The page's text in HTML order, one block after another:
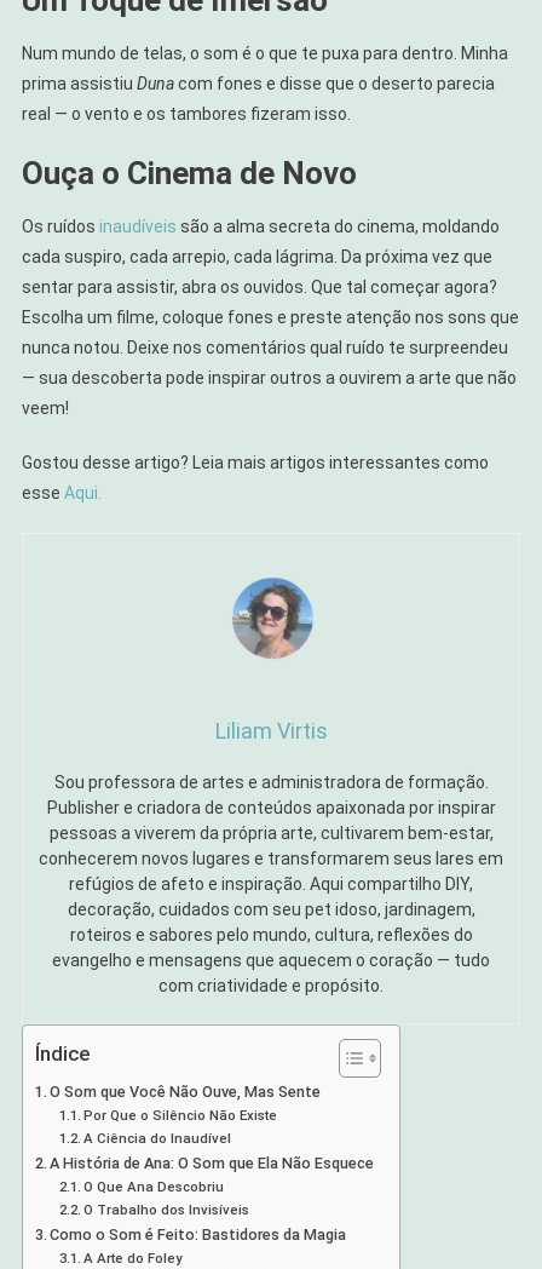
Num mundo de telas, o som é o que te puxa para dentro. Minha
prima assistiu Dunacom fones e disse que o deserto parecia
real — o vento e os tambores fizeram isso.
Ouça o Cinema de Novo
Os ruídos inaudíveis são a alma secreta do cinema, moldando
cada suspiro, cada arrepio, cada lágrima. Da próxima vez que
sentar para assistir, abra os ouvidos. Que tal começar agora?
Escolha um filme, coloque fones e preste atenção nos sons que
nunca notou. Deixe nos comentários qual ruído te surpreendeu
— sua descoberta pode inspirar outros a ouvirem a arte que não
veem!
Gostou desse artigo? Leia mais artigos interessantes como
esse Aqui.
Liliam Virtis
Sou professora de artes e administradora de formação.
Publisher e criadora de conteúdos apaixonada por inspirar
pessoas a viverem da própria arte, cultivarem bem-estar,
conhecerem novos lugares e transformarem seus lares em
refúgios de afeto e inspiração. Aqui compartilho DIY,
decoração, cuidados com seu pet idoso, jardinagem,
roteiros e sabores pelo mundo, cultura, reflexões do
evangelho e mensagens que aquecem o coração — tudo
com criatividade e propósito.
Índice
O Som que Você Não Ouve, Mas Sente
Por Que o Silêncio Não Existe
A Ciência do Inaudível
A História de Ana: O Som que Ela Não Esquece
O Que Ana Descobriu
O Trabalho dos Invisíveis
Como o Som é Feito: Bastidores da Magia
A Arte do Foley